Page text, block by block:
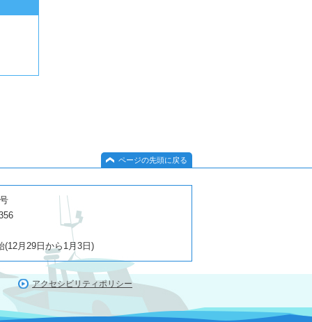
ページの先頭に戻る
(12月29日から1月3日)
アクセシビリティポリシー